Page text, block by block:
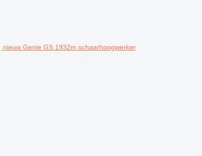
nieuw Genie GS 1932m schaarhoogwerker